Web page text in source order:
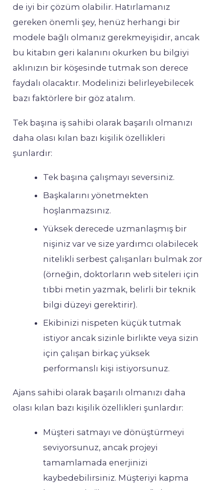
de iyi bir çözüm olabilir. Hatırlamanız
gereken önemli şey, henüz herhangi bir
modele bağlı olmanız gerekmeyişidir, ancak
bu kitabın geri kalanını okurken bu bilgiyi
aklınızın bir köşesinde tutmak son derece
faydalı olacaktır. Modelinizi belirleyebilecek
bazı faktörlere bir göz atalım.
Tek başına iş sahibi olarak başarılı olmanızı
daha olası kılan bazı kişilik özellikleri
şunlardır:
Tek başına çalışmayı seversiniz.
Başkalarını yönetmekten
hoşlanmazsınız.
Yüksek derecede uzmanlaşmış bir
nişiniz var ve size yardımcı olabilecek
nitelikli serbest çalışanları bulmak zor
(örneğin, doktorların web siteleri için
tıbbi metin yazmak, belirli bir teknik
bilgi düzeyi gerektirir).
Ekibinizi nispeten küçük tutmak
istiyor ancak sizinle birlikte veya sizin
için çalışan birkaç yüksek
performanslı kişi istiyorsunuz.
Ajans sahibi olarak başarılı olmanızı daha
olası kılan bazı kişilik özellikleri şunlardır:
Müşteri satmayı ve dönüştürmeyi
seviyorsunuz, ancak projeyi
tamamlamada enerjinizi
kaybedebilirsiniz. Müşteriyi kapma